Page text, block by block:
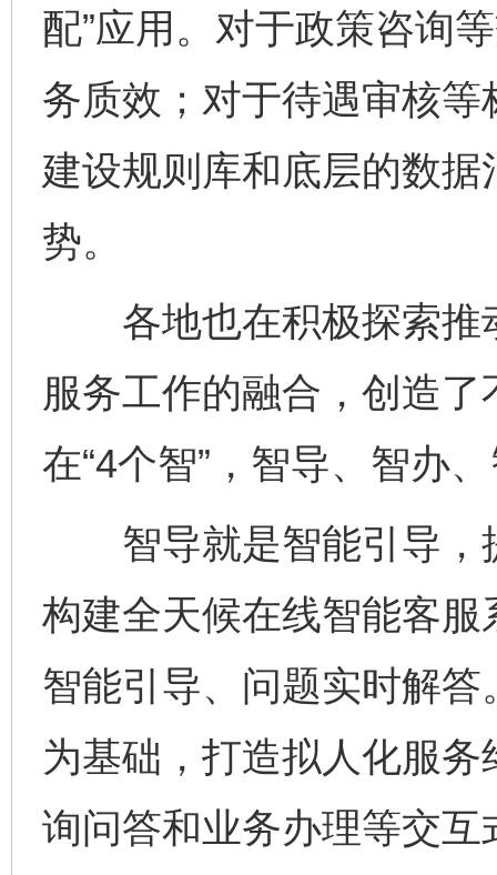
配”应用。对于政策咨询
务质效；对于待遇审核
建设规则库和底层的数
势。
各地也在积极探索推
服务工作的融合，创造
在“4个智”，智导、智办
智导就是智能引导，
构建全天候在线智能客
智能引导、问题实时解
为基础，打造拟人化服
询问答和业务办理等交